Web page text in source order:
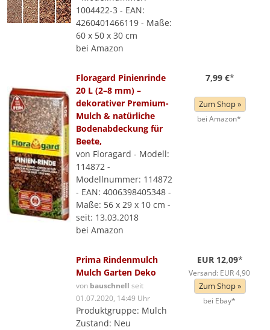
1004422-3 - EAN:
4260401466119 - Maße:
60 x 50 x 30 cm
bei Amazon
Floragard Pinienrinde
20 L (2–8 mm) –
dekorativer Premium-
Mulch & natürliche
Bodenabdeckung für
Beete,
von Floragard - Modell:
114872 -
Modellnummer: 114872
- EAN: 4006398405348 -
Maße: 56 x 29 x 10 cm -
seit: 13.03.2018
bei Amazon
7,99 €*
Zum Shop »
bei Amazon*
Prima Rindenmulch
Mulch Garten Deko
von bauschnell seit
01.07.2020, 14:49 Uhr
Produktgruppe: Mulch
Zustand: Neu
EUR 12,09*
Versand: EUR 4,90
Zum Shop »
bei Ebay*